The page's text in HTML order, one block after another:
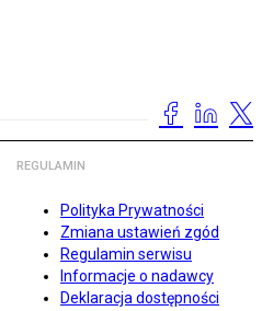
REGULAMIN
Polityka Prywatności
Zmiana ustawień zgód
Regulamin serwisu
Informacje o nadawcy
Deklaracja dostępności